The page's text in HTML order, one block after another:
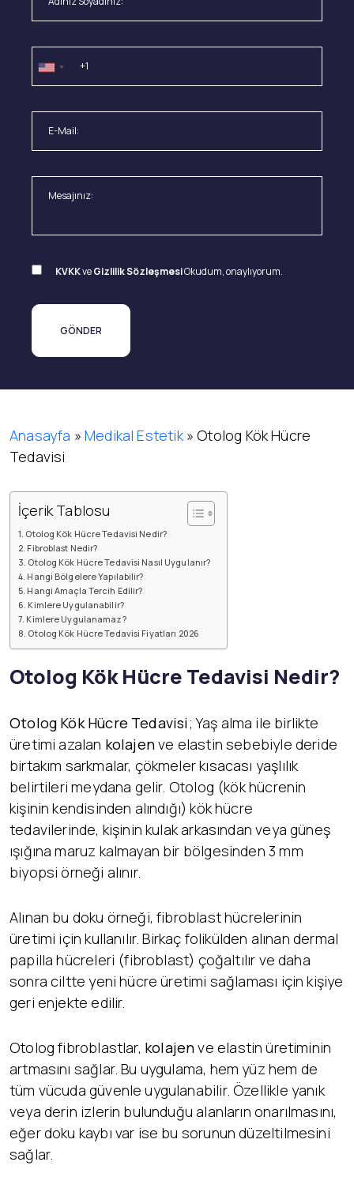
KVKKveGizlilik SözleşmesiOkudum, onaylıyorum.
Anasayfa » Medikal Estetik»Otolog Kök Hücre
Tedavisi
İçerik Tablosu
Otolog Kök Hücre Tedavisi Nedir?
Fibroblast Nedir?
Otolog Kök Hücre Tedavisi Nasıl Uygulanır?
Hangi Bölgelere Yapılabilir?
Hangi Amaçla Tercih Edilir?
Kimlere Uygulanabilir?
Kimlere Uygulanamaz?
Otolog Kök Hücre Tedavisi Fiyatları 2026
Otolog Kök Hücre Tedavisi Nedir?
Otolog Kök Hücre Tedavisi; Yaş alma ile birlikte
üretimi azalan kolajenve elastin sebebiyle deride
birtakım sarkmalar, çökmeler kısacası yaşlılık
belirtileri meydana gelir. Otolog (kök hücrenin
kişinin kendisinden alındığı) kök hücre
tedavilerinde, kişinin kulak arkasından veya güneş
ışığına maruz kalmayan bir bölgesinden 3 mm
biyopsi örneği alınır.
Alınan bu doku örneği, fibroblast hücrelerinin
üretimi için kullanılır. Birkaç folikülden alınan dermal
papilla hücreleri (fibroblast) çoğaltılır ve daha
sonra ciltte yeni hücre üretimi sağlaması için kişiye
geri enjekte edilir.
Otolog fibroblastlar, kolajenve elastin üretiminin
artmasını sağlar. Bu uygulama, hem yüz hem de
tüm vücuda güvenle uygulanabilir. Özellikle yanık
veya derin izlerin bulunduğu alanların onarılmasını,
eğer doku kaybı var ise bu sorunun düzeltilmesini
sağlar.